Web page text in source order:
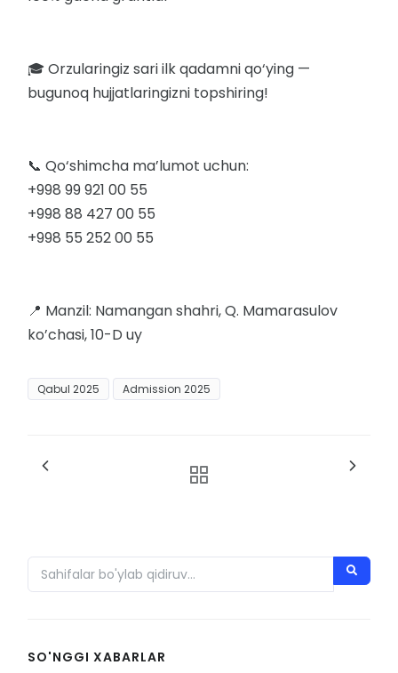
🎓 Orzularingiz sari ilk qadamni qo‘ying —
bugunoq hujjatlaringizni topshiring!
📞 Qo‘shimcha ma’lumot uchun:
+998 99 921 00 55
+998 88 427 00 55
+998 55 252 00 55
📍 Manzil: Namangan shahri, Q. Mamarasulov
ko’chasi, 10-D uy
Qabul 2025 Admission 2025
SO'NGGI XABARLAR